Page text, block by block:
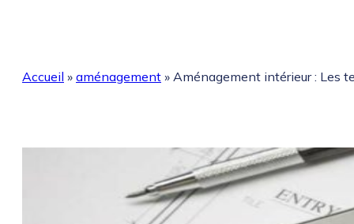
Accueil » aménagement » Aménagement intérieur : Les